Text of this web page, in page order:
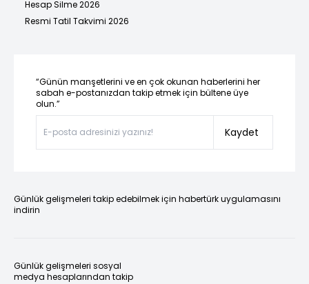
Hesap Silme 2026
Resmi Tatil Takvimi 2026
“Günün manşetlerini ve en çok okunan haberlerini her
sabah e-postanızdan takip etmek için bültene üye
olun.”
Kaydet
Günlük gelişmeleri takip edebilmek için habertürk uygulamasını
indirin
Günlük gelişmeleri sosyal
medya hesaplarından takip